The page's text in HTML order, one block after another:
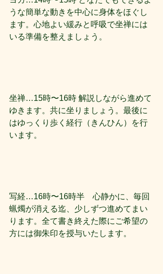
うな簡単な動きを中心に身体をほぐし
ます。心地よい緩みと呼吸で坐禅には
いる準備を整えましょう。
坐禅…15時〜16時 解説しながら進めて
ゆきます。共に坐りましょう。最後に
はゆっくり歩く経行（きんひん）を行
います。
写経…16時〜16時半　心静かに、毎回
蝋燭が消える迄、少しずつ進めてまい
ります。全て書き終えた際にご希望の
方には御朱印を授与いたします。